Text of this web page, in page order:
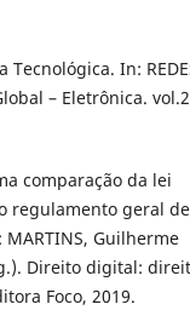
Tecnológica. In:
– Eletrônica.
comparação da lei
regulamento geral de
Guilherme
Direito digital:
Foco, 2019.